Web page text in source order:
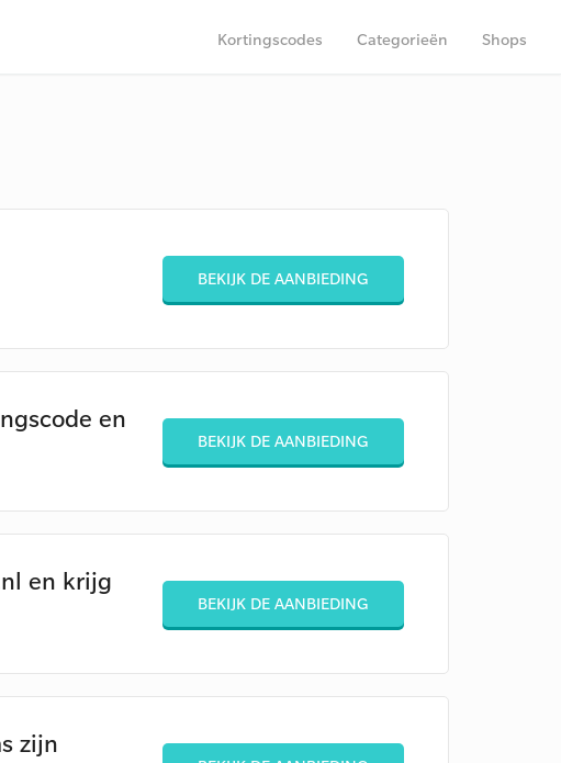
Kortingscodes Categorieën Shops
BEKIJK DE AANBIEDING
en
BEKIJK DE AANBIEDING
en krijg
BEKIJK DE AANBIEDING
zijn